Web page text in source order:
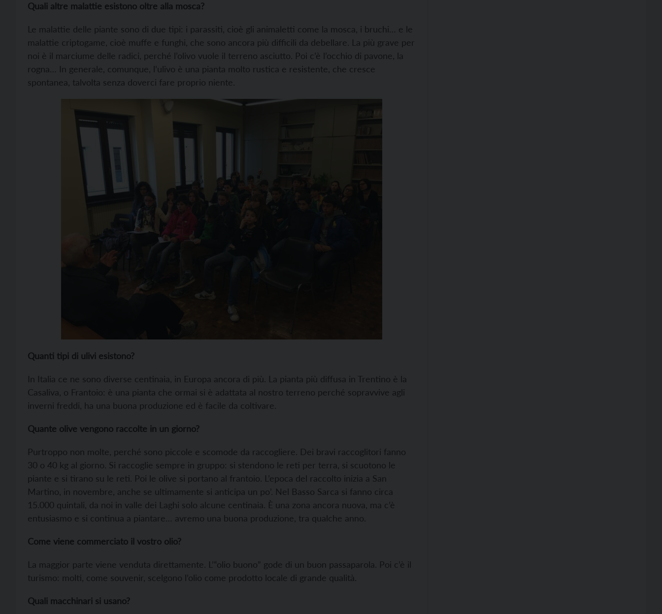
Quali altre malattie esistono oltre alla mosca?
Le malattie delle piante sono di due tipi: i parassiti, cioè gli animaletti come la mosca, i bruchi… e le
malattie criptogame, cioè muffe e funghi, che sono ancora più difficili da debellare. La più grave per
noi è il marciume delle radici, perché l’olivo vuole il terreno asciutto. Poi c’è l’occhio di pavone, la
rogna… In generale, comunque, l’ulivo è una pianta molto rustica e resistente, che cresce
spontanea, talvolta senza doverci fare proprio niente.
Quanti tipi di ulivi esistono?
In Italia ce ne sono diverse centinaia, in Europa ancora di più. La pianta più diffusa in Trentino è la
Casaliva, o Frantoio: è una pianta che ormai si è adattata al nostro terreno perché sopravvive agli
inverni freddi, ha una buona produzione ed è facile da coltivare.
Quante olive vengono raccolte in un giorno?
Purtroppo non molte, perché sono piccole e scomode da raccogliere. Dei bravi raccoglitori fanno
30 o 40 kg al giorno. Si raccoglie sempre in gruppo: si stendono le reti per terra, si scuotono le
piante e si tirano su le reti. Poi le olive si portano al frantoio. L’epoca del raccolto inizia a San
Martino, in novembre, anche se ultimamente si anticipa un po’. Nel Basso Sarca si fanno circa
15.000 quintali, da noi in valle dei Laghi solo alcune centinaia. È una zona ancora nuova, ma c’è
entusiasmo e si continua a piantare… avremo una buona produzione, tra qualche anno.
Come viene commerciato il vostro olio?
La maggior parte viene venduta direttamente. L’“olio buono” gode di un buon passaparola. Poi c’è il
turismo: molti, come souvenir, scelgono l’olio come prodotto locale di grande qualità.
Quali macchinari si usano?